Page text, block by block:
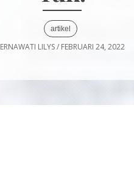
artikel
ERNAWATI LILYS/ FEBRUARI 24, 2022